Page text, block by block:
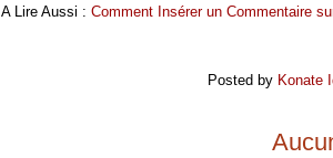
A Lire Aussi : Comment Insérer un Commentaire
Posted by Konate